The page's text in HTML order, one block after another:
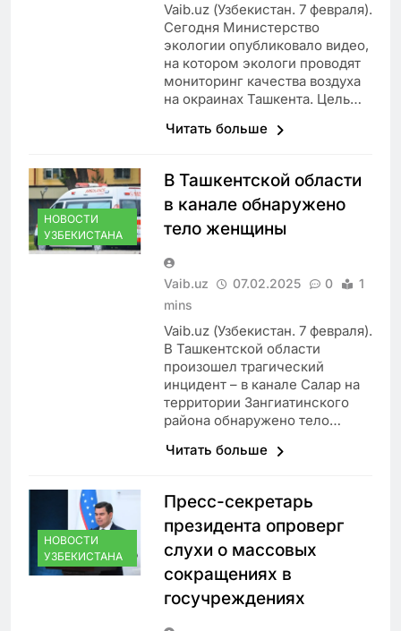
Vaib.uz (Узбекистан. 7 февраля).
Сегодня Министерство
экологии опубликовало видео,
на котором экологи проводят
мониторинг качества воздуха
на окраинах Ташкента. Цель…
Читать больше
НОВОСТИ
УЗБЕКИСТАНА
В Ташкентской области
в канале обнаружено
тело женщины
Vaib.uz 07.02.2025 0
1
mins
Vaib.uz (Узбекистан. 7 февраля).
В Ташкентской области
произошел трагический
инцидент – в канале Салар на
территории Зангиатинского
района обнаружено тело…
Читать больше
НОВОСТИ
УЗБЕКИСТАНА
Пресс-секретарь
президента опроверг
слухи о массовых
сокращениях в
госучреждениях